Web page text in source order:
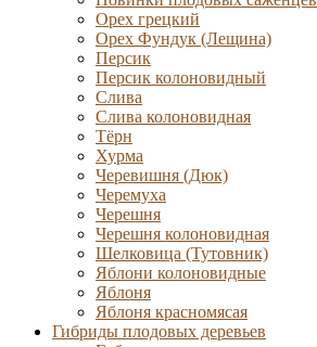
Орех грецкий
Орех Фундук (Лещина)
Персик
Персик колоновидный
Слива
Слива колоновидная
Тёрн
Хурма
Черевишня (Дюк)
Черемуха
Черешня
Черешня колоновидная
Шелковица (Тутовник)
Яблони колоновидные
Яблоня
Яблоня красномясая
Гибриды плодовых деревьев